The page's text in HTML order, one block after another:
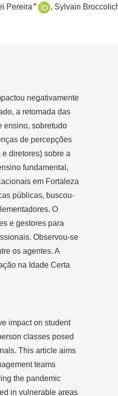
Pereira + Sylvain
negativamente
a retomada das
ensino, sobretudo
de percepções
diretores) sobre a
fundamental,
em Fortaleza
públicas, buscou-
O
e gestores para
Observou-se
os agentes. A
na Idade Certa
impact on student
classes posed
This article aims
teams
the pandemic
in vulnerable areas